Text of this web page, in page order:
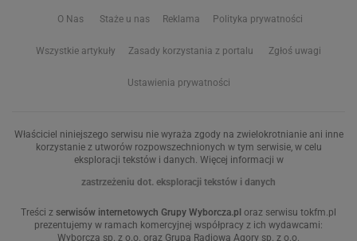
O Nas Staże u nas Reklama Polityka prywatności
Wszystkie artykuły Zasady korzystania z portalu Zgłoś uwagi
Ustawienia prywatności
Właściciel niniejszego serwisu nie wyraża zgody na zwielokrotnianie ani inne
korzystanie z utworów rozpowszechnionych w tym serwisie, w celu
eksploracji tekstów i danych. Więcej informacji w
zastrzeżeniu dot. eksploracji tekstów i danych
Treści z serwisów internetowych Grupy Wyborcza.pl oraz serwisu tokfm.pl
prezentujemy w ramach komercyjnej współpracy z ich wydawcami:
Wyborcza sp. z o.o. oraz Grupą Radiową Agory sp. z o.o.